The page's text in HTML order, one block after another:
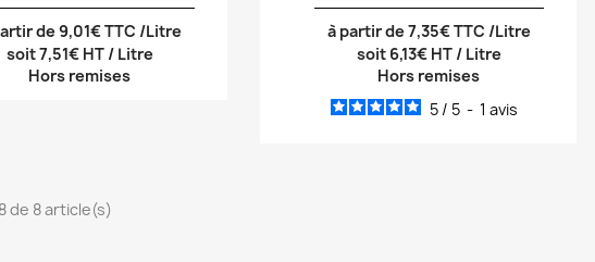
de 9,01€ TTC /Litre
soit 7,51€ HT / Litre
Hors remises
à partir de 7,35€ TTC /Litre
soit 6,13€ HT / Litre
Hors remises
5 / 5 - 1avis
de 8 article(s)